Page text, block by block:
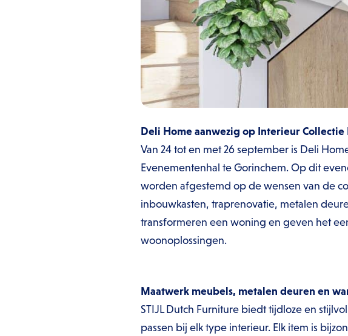
Deli Home aanwezig op Interieur Collectie
Van 24 tot en met 26 september is Deli
Evenementenhal te Gorinchem. Op dit
worden afgestemd op de wensen van de
inbouwkasten, traprenovatie, metalen
transformeren een woning en geven het
woonoplossingen.
Maatwerk meubels, metalen deuren en
STIJL Dutch Furniture biedt tijdloze en
passen bij elk type interieur. Elk item is